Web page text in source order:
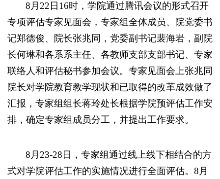
8月22日16时，学院通过腾讯会议的形式召开
专项评估专家见面会，专家组全体成员、院党委书
记郑德俊、院长张兆同，党委副书记裴海岩，副院
长何琳和各系系主任、各教师支部支部书记、专家
联络人和评估秘书参加会议。专家见面会上张兆同
院长对学院教育教学现状和已取得的改革成效做了
汇报，专家组组长蒋玲处长根据学院预评估工作安
排，确定专家组成员分工，并提出工作要求。
8月23-28日，专家组通过线上线下相结合的方
式对学院评估工作的实施情况进行全面评估。8月